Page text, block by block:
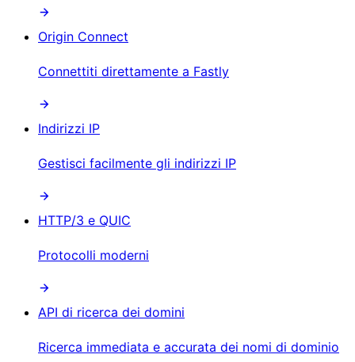
Origin Connect
Connettiti direttamente a Fastly
Indirizzi IP
Gestisci facilmente gli indirizzi IP
HTTP/3 e QUIC
Protocolli moderni
API di ricerca dei domini
Ricerca immediata e accurata dei nomi di dominio